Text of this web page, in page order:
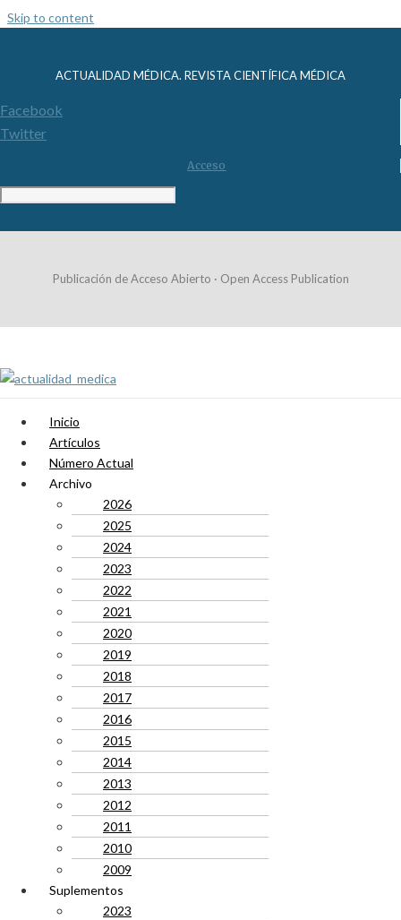
Skip to content
ACTUALIDAD MÉDICA. REVISTA CIENTÍFICA MÉDICA
Facebook
Twitter
Acceso
Publicación de Acceso Abierto · Open Access Publication
Inicio
Artículos
Número Actual
Archivo
2026
2025
2024
2023
2022
2021
2020
2019
2018
2017
2016
2015
2014
2013
2012
2011
2010
2009
Suplementos
2023